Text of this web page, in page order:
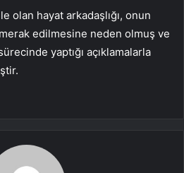
olan hayat arkadaşlığı, onun
edilmesine neden olmuş ve
yaptığı açıklamalarla